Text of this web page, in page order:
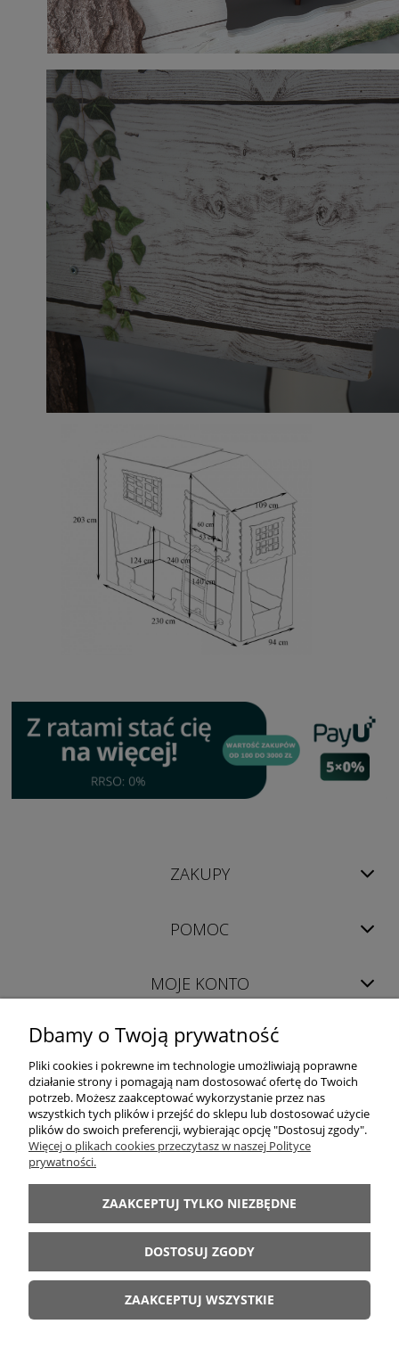
ZAKUPY
POMOC
MOJE KONTO
INFORMACJE
LUXOR │ 98-400 Wieruszów │ woj. łódzkie │ tel. +48 698 628 422 │ e-mail:
sklep@luxor-meble.com│ NIP PL619-157-56-47
sypialnie, kuchnie, narożniki, wersalki, fotele, meble dziecięce, młodzieżowe,
stoły, krzesła i inne
LUXOR MEBLE 2011-2026
Kopiowanie materiałów ze strony bez zezwolenia zabronione.
Dbamy o Twoją prywatność
Pliki cookies i pokrewne im technologie umożliwiają poprawne
działanie strony i pomagają nam dostosować ofertę do Twoich
potrzeb. Możesz zaakceptować wykorzystanie przez nas
wszystkich tych plików i przejść do sklepu lub dostosować użycie
plików do swoich preferencji, wybierając opcję "Dostosuj zgody".
Więcej o plikach cookies przeczytasz w naszej Polityce
prywatności.
ZAAKCEPTUJ TYLKO NIEZBĘDNE
DOSTOSUJ ZGODY
ZAAKCEPTUJ WSZYSTKIE